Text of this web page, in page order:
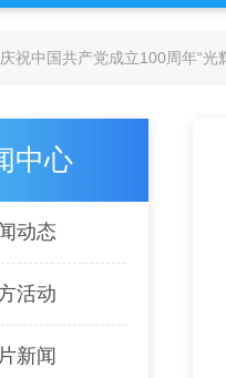
庆祝中国共产党成立100周年“光
中心
动态
活动
新闻